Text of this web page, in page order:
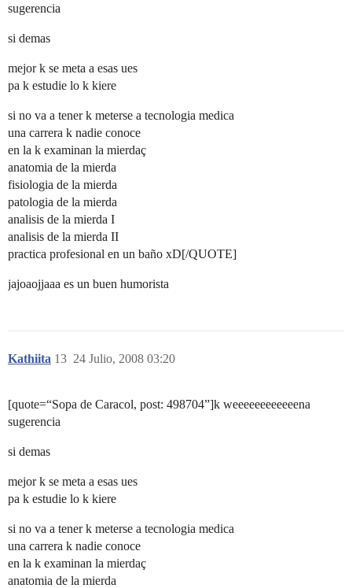
sugerencia
si demas
mejor k se meta a esas ues
pa k estudie lo k kiere
si no va a tener k meterse a tecnologia medica
una carrera k nadie conoce
en la k examinan la mierdaç
anatomia de la mierda
fisiologia de la mierda
patologia de la mierda
analisis de la mierda I
analisis de la mierda II
practica profesional en un baño xD[/QUOTE]
jajoaojjaaa es un buen humorista
Kathiita 24 Julio, 2008 03:20
13
[quote=“Sopa de Caracol, post: 498704”]k weeeeeeeeeeeena
sugerencia
si demas
mejor k se meta a esas ues
pa k estudie lo k kiere
si no va a tener k meterse a tecnologia medica
una carrera k nadie conoce
en la k examinan la mierdaç
anatomia de la mierda